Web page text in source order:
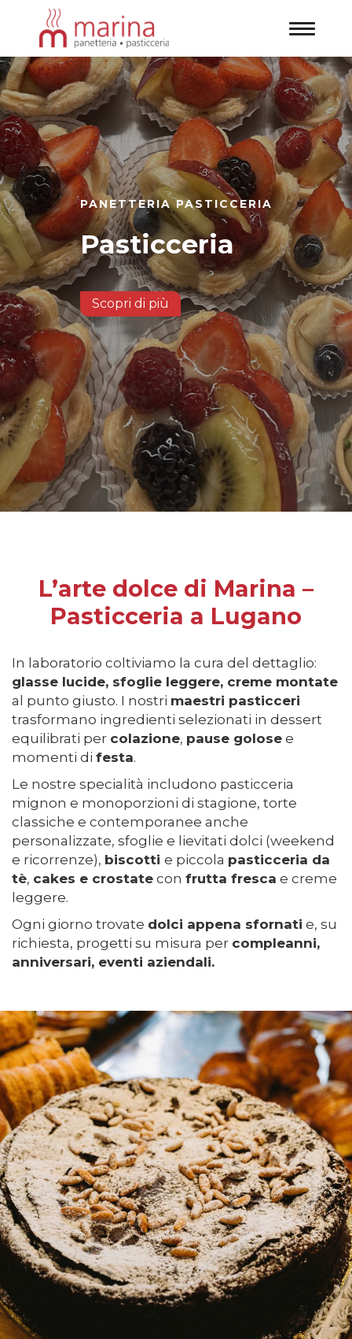
PANETTERIA PASTICCERIA
Pasticceria
Scopri di più
L’arte dolce di Marina –
Pasticceria a Lugano
In laboratorio coltiviamo la cura del dettaglio:
glasse lucide, sfoglie leggere, creme montate
al punto giusto. I nostri maestri pasticceri
trasformano ingredienti selezionati in dessert
equilibrati per colazione, pause golose e
momenti di festa.
Le nostre specialità includono pasticceria
mignon e monoporzioni di stagione, torte
classiche e contemporanee anche
personalizzate, sfoglie e lievitati dolci (weekend
e ricorrenze), biscotti e piccola pasticceria da
tè, cakes e crostate con frutta fresca e creme
leggere.
Ogni giorno trovate dolci appena sfornati e, su
richiesta, progetti su misura per compleanni,
anniversari, eventi aziendali.